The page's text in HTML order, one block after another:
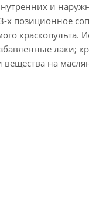
и
х позиционное
краскопульта.
лаки;
на